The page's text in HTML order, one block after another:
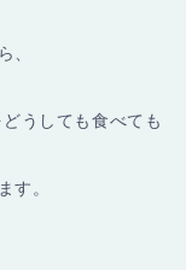
、
うしても食べても
す。